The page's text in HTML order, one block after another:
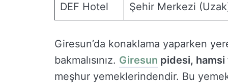
DEF Hotel Şehir Merkezi
Giresun’da konaklama yaparken
bakmalısınız. Giresun pidesi, hamsi
meşhur yemeklerindendir. Bu